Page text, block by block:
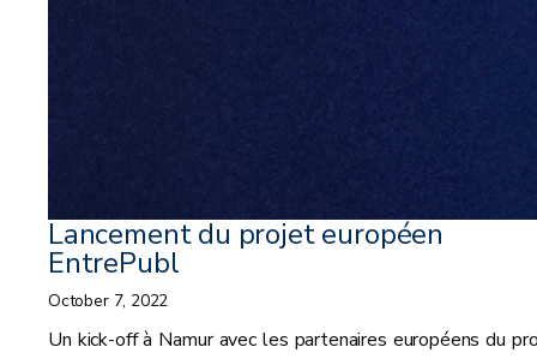
Lancement du projet européen
EntrePubl
October 7, 2022
Un kick-off à Namur avec les partenaires européens du